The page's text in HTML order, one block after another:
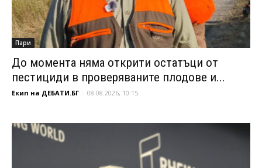
Пари
До момента няма открити остатъци от
пестициди в проверяваните плодове и...
Екип на ДЕБАТИ.БГ - 08.08.2026, 10:15